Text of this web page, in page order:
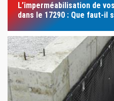
L’imperméabilisation de
dans le 17290 : Que faut-il